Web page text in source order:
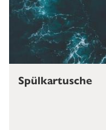
Spülkartusche